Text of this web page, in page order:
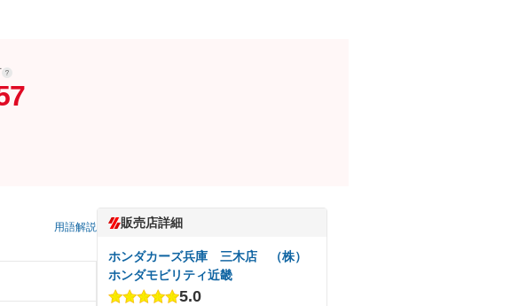
用語解説 販売店詳細
ホンダカーズ兵庫 三木店 （株）
ホンダモビリティ近畿
5.0